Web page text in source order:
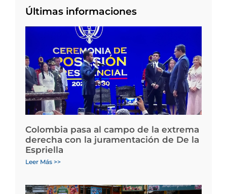
Últimas informaciones
Colombia pasa al campo de la extrema
derecha con la juramentación de De la
Espriella
Leer Más >>